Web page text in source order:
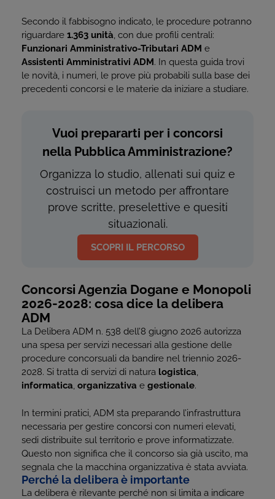
Secondo il fabbisogno indicato, le procedure potranno
riguardare 1.363 unità, con due profili centrali:
Funzionari Amministrativo-Tributari ADM e
Assistenti Amministrativi ADM. In questa guida trovi
le novità, i numeri, le prove più probabili sulla base dei
precedenti concorsi e le materie da iniziare a studiare.
Vuoi prepararti per i concorsi
nella Pubblica Amministrazione?
Organizza lo studio, allenati sui quiz e
costruisci un metodo per affrontare
prove scritte, preselettive e quesiti
situazionali.
SCOPRI IL PERCORSO
Concorsi Agenzia Dogane e Monopoli
2026-2028: cosa dice la delibera
ADM
La Delibera ADM n. 538 dell’8 giugno 2026 autorizza
una spesa per servizi necessari alla gestione delle
procedure concorsuali da bandire nel triennio 2026-
2028. Si tratta di servizi di natura logistica,
informatica, organizzativa e gestionale.
In termini pratici, ADM sta preparando l’infrastruttura
necessaria per gestire concorsi con numeri elevati,
sedi distribuite sul territorio e prove informatizzate.
Questo non significa che il concorso sia già uscito, ma
segnala che la macchina organizzativa è stata avviata.
Perché la delibera è importante
La delibera è rilevante perché non si limita a indicare